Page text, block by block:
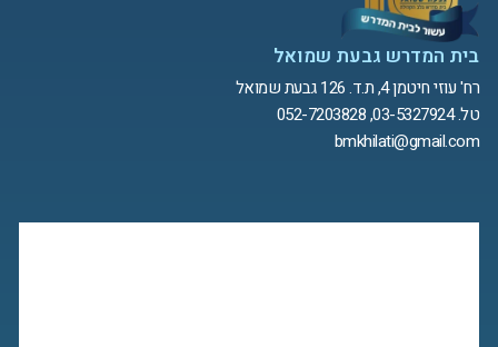
בית המדרש גבעת שמואל
רח' עוזי חיטמן 4, ת.ד. 126 גבעת שמואל
טל. 03-5327924, 052-7203828
bmkhilati@gmail.com